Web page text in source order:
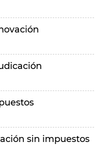
sin impuestos